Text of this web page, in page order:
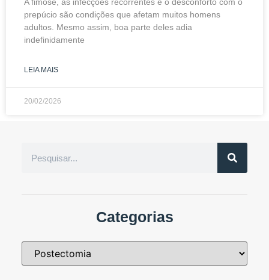
A fimose, as infecções recorrentes e o desconforto com o
prepúcio são condições que afetam muitos homens
adultos. Mesmo assim, boa parte deles adia
indefinidamente
LEIA MAIS
20/02/2026
Categorias